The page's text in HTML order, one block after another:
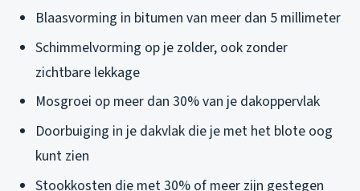
Blaasvorming in bitumen van meer dan 5 millimeter
Schimmelvorming op je zolder, ook zonder
zichtbare lekkage
Mosgroei op meer dan 30% van je dakoppervlak
Doorbuiging in je dakvlak die je met het blote oog
kunt zien
Stookkosten die met 30% of meer zijn gestegen